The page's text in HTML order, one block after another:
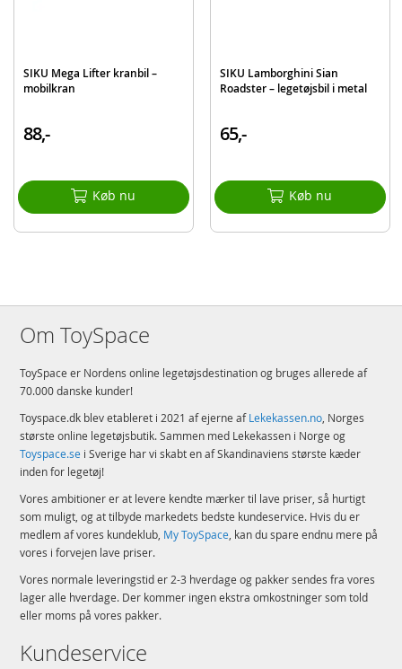
SIKU Mega Lifter kranbil –
mobilkran
88,-
Køb nu
SIKU Lamborghini Sian
Roadster – legetøjsbil i metal
65,-
Køb nu
Om ToySpace
ToySpace er Nordens online legetøjsdestination og bruges allerede af
70.000 danske kunder!
Toyspace.dk blev etableret i 2021 af ejerne afLekekassen.no, Norges
største online legetøjsbutik. Sammen med Lekekassen i Norge og
Toyspace.se i Sverige har vi skabt en af Skandinaviens største kæder
inden for legetøj!
Vores ambitioner er at levere kendte mærker til lave priser, så hurtigt
som muligt, og at tilbyde markedets bedste kundeservice. Hvis du er
medlem af vores kundeklub, My ToySpace, kan du spare endnu mere på
vores i forvejen lave priser.
Vores normale leveringstid er 2-3 hverdage og pakker sendes fra vores
lager alle hverdage. Der kommer ingen ekstra omkostninger som told
eller moms på vores pakker.
Kundeservice